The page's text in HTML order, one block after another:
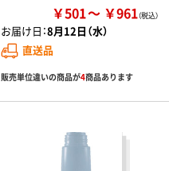
￥501 ￥961
お届け日：8月12日（水）
直送品
販売単位違いの商品が4商品あります